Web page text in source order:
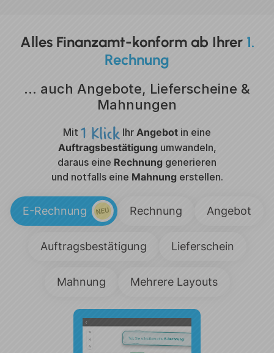
Alles Finanzamt-konform ab Ihrer 1.
Rechnung
… auch Angebote, Lieferscheine &
Mahnungen
E-Rechnung Rechnung Angebot
Auftragsbestätigung Lieferschein
Mahnung Mehrere Layouts
Mit Ihr Angebot in eine
Auftragsbestätigungumwandeln,
daraus eine Rechnung generieren
und notfalls eine Mahnungerstellen.